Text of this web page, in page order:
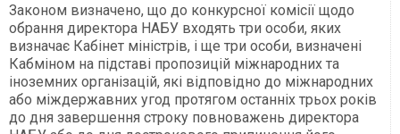
Законом визначено, що до конкурсної комісії щодо
обрання директора НАБУ входять три особи, яких
визначає Кабінет міністрів, і ще три особи, визначені
Кабміном на підставі пропозицій міжнародних та
іноземних організацій, які відповідно до міжнародних
або міждержавних угод протягом останніх трьох років
до дня завершення строку повноважень директора